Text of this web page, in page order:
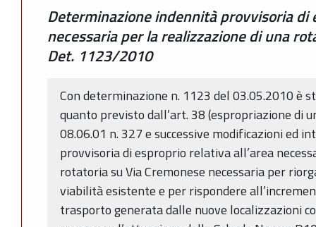
Determinazione indennità provvisoria di
necessaria per la realizzazione di una
Det. 1123/2010
Con determinazione n. 1123 del 03.05.2010 è
quanto previsto dall’art. 38 (espropriazione di
08.06.01 n. 327 e successive modificazioni ed
provvisoria di esproprio relativa all’area
rotatoria su Via Cremonese necessaria per
viabilità esistente e per rispondere
trasporto generata dalle nuove localizzazioni